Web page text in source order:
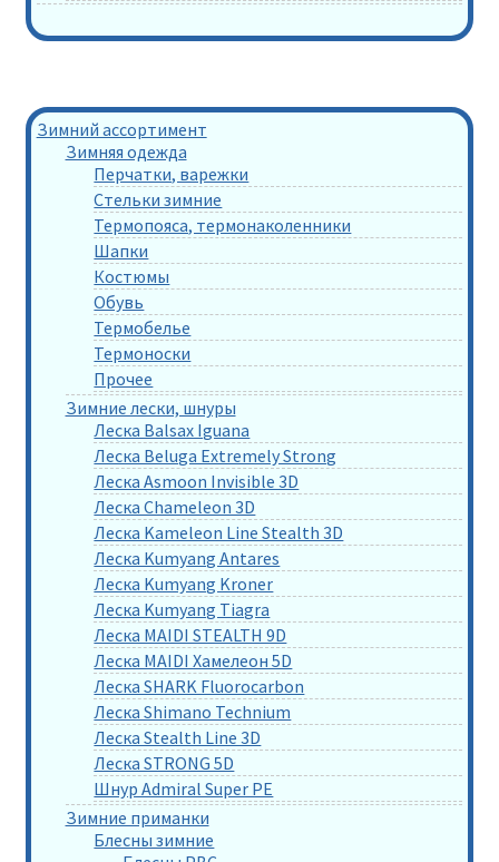
Зимний ассортимент
Зимняя одежда
Перчатки, варежки
Стельки зимние
Термопояса, термонаколенники
Шапки
Костюмы
Обувь
Термобелье
Термоноски
Прочее
Зимние лески, шнуры
Леска Balsax Iguana
Леска Beluga Extremely Strong
Леска Asmoon Invisible 3D
Леска Chameleon 3D
Леска Kameleon Line Stealth 3D
Леска Kumyang Antares
Леска Kumyang Kroner
Леска Kumyang Tiagra
Леска MAIDI STEALTH 9D
Леска MAIDI Хамелеон 5D
Леска SHARK Fluorocarbon
Леска Shimano Technium
Леска Stealth Line 3D
Леска STRONG 5D
Шнур Admiral Super PE
Зимние приманки
Блесны зимние